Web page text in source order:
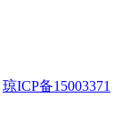
琼ICP备15003371